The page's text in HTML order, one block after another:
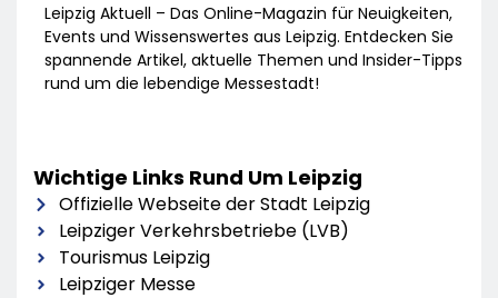
Leipzig Aktuell – Das Online-Magazin für Neuigkeiten,
Events und Wissenswertes aus Leipzig. Entdecken Sie
spannende Artikel, aktuelle Themen und Insider-Tipps
rund um die lebendige Messestadt!
Wichtige Links Rund Um Leipzig
Offizielle Webseite der Stadt Leipzig
Leipziger Verkehrsbetriebe (LVB)
Tourismus Leipzig
Leipziger Messe